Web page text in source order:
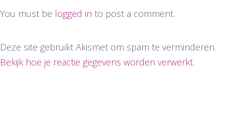
You must be logged in to post a comment.
Deze site gebruikt Akismet om spam te verminderen.
Bekijk hoe je reactie gegevens worden verwerkt.